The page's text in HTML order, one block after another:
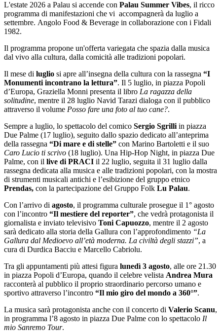
L'estate 2026 a Palau si accende con Palau Summer Vibes, il ricco
programma di manifestazioni che vi accompagnerà da luglio a
settembre. Angolo Food & Beverage in collaborazione con i Fidali
1982.
Il programma propone un'offerta variegata che spazia dalla musica
dal vivo alla cultura, dalla comicità alle tradizioni popolari.
Il mese di luglio si apre all’insegna della cultura con la rassegna “I
Monumenti incontrano la lettura”. Il 5 luglio, in piazza Popoli
d’Europa, Graziella Monni presenta il libro La ragazza della
solitudine, mentre il 28 luglio Navid Tarazi dialoga con il pubblico
attraverso il volume Posso fare una foto al tuo cane?.
Sempre a luglio, lo spettacolo del comico Sergio Sgrilli in piazza
Due Palme (17 luglio), seguito dallo spazio dedicato all’anteprima
della rassegna “Di mare e di stelle” con Marino Bartoletti e il suo
Caro Lucio ti scrivo (18 luglio). Una Hip-Hop Night, in piazza Due
Palme, con il live di PRACI il 22 luglio, seguita il 31 luglio dalla
rassegna dedicata alla musica e alle tradizioni popolari, con la mostra
di strumenti musicali antichi e l’esibizione del gruppo etnico
Prendas, con la partecipazione del Gruppo Folk Lu Palau.
Con l’arrivo di agosto, il programma culturale prosegue il 1° agosto
con l’incontro “Il mestiere del reporter”, che vedrà protagonista il
giornalista e inviato televisivo Toni Capuozzo, mentre il 2 agosto
sarà dedicato alla storia della Gallura con l’approfondimento “La
Gallura dal Medioevo all’età moderna. La civiltà degli stazzi”, a
cura di Durdica Bacciu e Marcello Cabriolu.
Tra gli appuntamenti più attesi figura lunedì 3 agosto, alle ore 21.30
in piazza Popoli d’Europa, quando il celebre velista Andrea Mura
racconterà al pubblico il proprio straordinario percorso umano e
sportivo attraverso l’incontro “Il mio giro del mondo a 360°”.
La musica sarà protagonista anche con il concerto di Valerio Scanu,
in programma l’8 agosto in piazza Due Palme con lo spettacolo Il
mio Sanremo Tour.